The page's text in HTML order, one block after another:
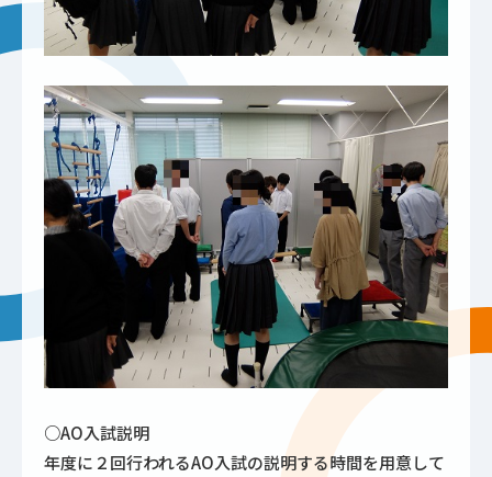
○AO入試説明
年度に２回行われるAO入試の説明する時間を用意して